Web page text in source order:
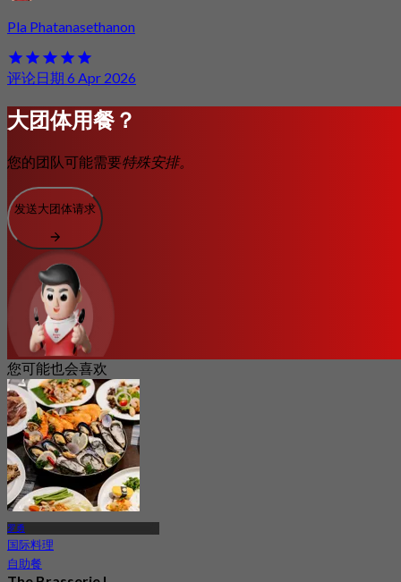
Pla Phatanasethanon
评论日期 6 Apr 2026
大团体用餐？
您的团队可能需要特殊安排。
发送大团体请求
您可能也会喜欢
罗勇
国际料理
自助餐